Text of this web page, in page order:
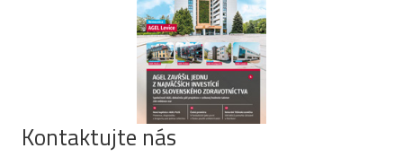
Kontaktujte nás